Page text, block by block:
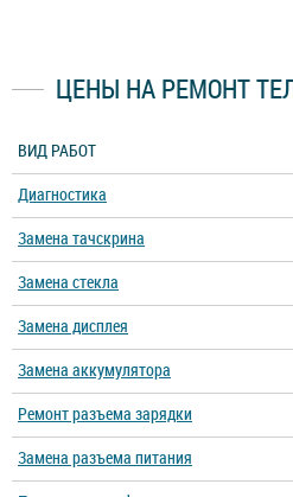
Lenovo K13 Note
Lenovo K5 Play
Lenovo K5
Lenovo K6 Power
Lenovo K9 Note
Lenovo Legion Pro
Lenovo Legion Duel
ЦЕНЫ НА РЕМОНТ
ВИД РАБОТ
Диагностика
Замена тачскрина
Замена стекла
Замена дисплея
Замена аккумулятора
Ремонт разъема зарядки
Замена разъема питания